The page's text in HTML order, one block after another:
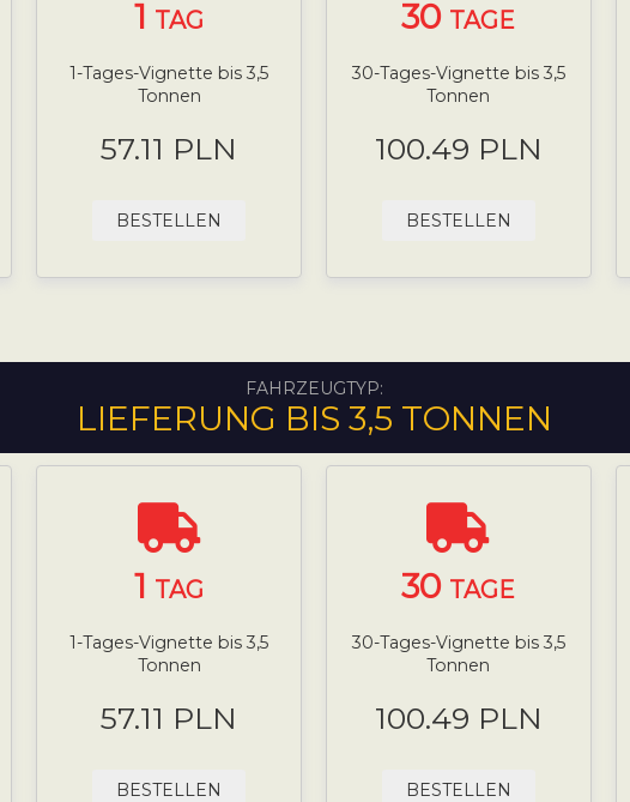
1 TAG
1-Tages-Vignette bis 3,5
Tonnen
57.11 PLN
BESTELLEN
30 TAGE
30-Tages-Vignette bis 3,5
Tonnen
100.49 PLN
BESTELLEN
FAHRZEUGTYP:
LIEFERUNG BIS 3,5 TONNEN
1 TAG
1-Tages-Vignette bis 3,5
Tonnen
57.11 PLN
BESTELLEN
30 TAGE
30-Tages-Vignette bis 3,5
Tonnen
100.49 PLN
BESTELLEN